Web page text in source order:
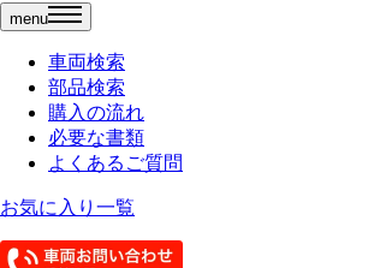
menu
車両検索
部品検索
購入の流れ
必要な書類
よくあるご質問
お気に入り一覧